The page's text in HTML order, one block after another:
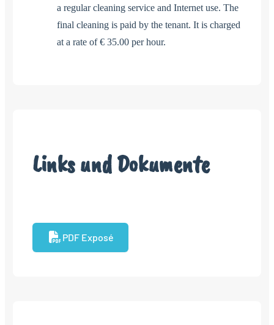
a regular cleaning service and Internet use. The
final cleaning is paid by the tenant. It is charged
at a rate of € 35.00 per hour.
Links und Dokumente
PDF Exposé